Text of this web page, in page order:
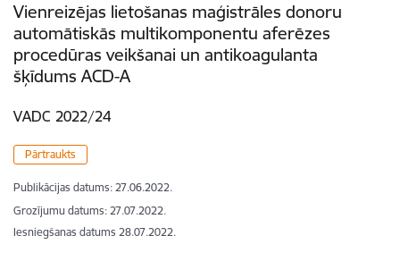
Vienreizējas lietošanas maģistrāles donoru
automātiskās multikomponentu aferēzes
procedūras veikšanai un antikoagulanta
šķīdums ACD-A
VADC 2022/24
Pārtraukts
Publikācijas datums: 27.06.2022.
Grozījumu datums: 27.07.2022.
Iesniegšanas datums 28.07.2022.